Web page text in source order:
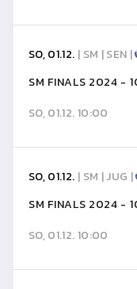
SO, 01.12. | SM | SEN |
SM FINALS 2024 -
SO, 01.12. 10:00
SO, 01.12. | SM | JUG |
SM FINALS 2024 -
SO, 01.12. 10:00